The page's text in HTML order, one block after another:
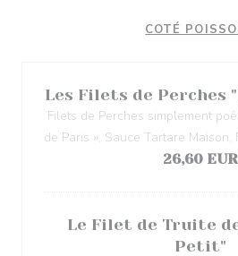
COTÉ
Les Filets de Perches
Filets de Perches simplement
de Paris », Sauce Tartare
26,60 EUR
Le Filet de Truite
Petit"